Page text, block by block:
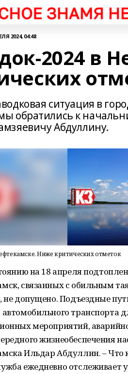
2024, 04:48
2024 в
ситуация в
обратились к
Абдуллину.
Ниже критических отметок
на 18 апреля
связанных с обильным
не допущено. Подъездные
автомобильного транспорта
мероприятий,
жизнеобеспечения
Ильдар Абдуллин. – Что
ежедневно отслеживает